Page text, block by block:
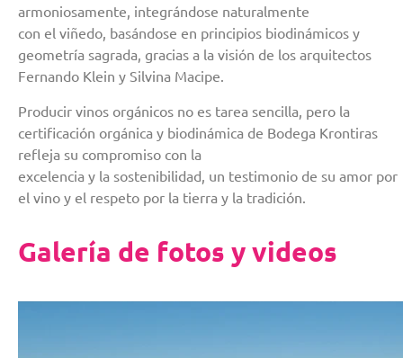
armoniosamente, integrándose naturalmente
con el viñedo, basándose en principios biodinámicos y
geometría sagrada, gracias a la visión de los arquitectos
Fernando Klein y Silvina Macipe.
Producir vinos orgánicos no es tarea sencilla, pero la
certificación orgánica y biodinámica de Bodega Krontiras
refleja su compromiso con la
excelencia y la sostenibilidad, un testimonio de su amor por
el vino y el respeto por la tierra y la tradición.
Galería de fotos y videos